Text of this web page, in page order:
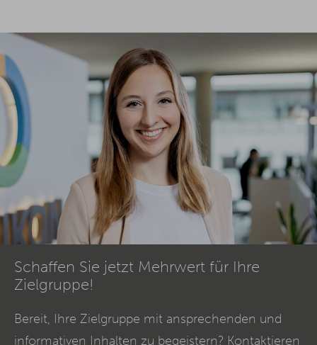
Schaffen Sie jetzt Mehrwert für Ihre
Zielgruppe!
Bereit, Ihre Zielgruppe mit ansprechenden und
informativen Inhalten zu begeistern? Kontaktieren